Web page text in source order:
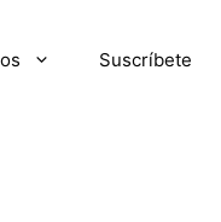
Suscríbete